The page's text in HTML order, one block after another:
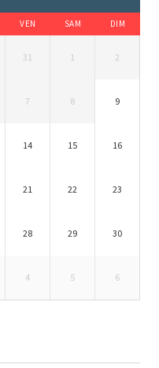
VEN SAM DIM
31 1 2
7 8 9
14 15 16
21 22 23
28 29 30
4 5 6